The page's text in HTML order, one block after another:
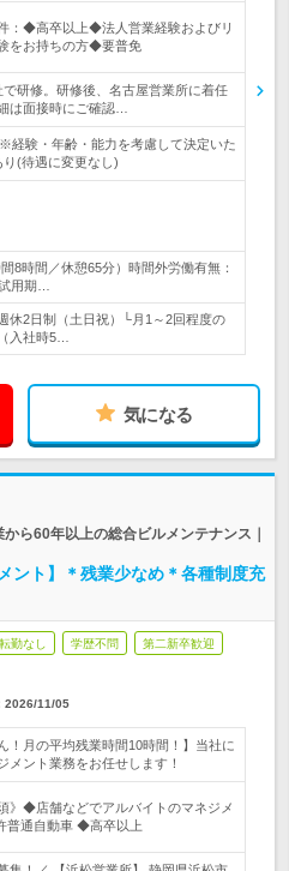
：◆高卒以上◆法人営業経験およびリ
をお持ちの方◆要普免
研修。研修後、名古屋営業所に着任
は面接時にご確認…
経験・年齢・能力を考慮して決定いた
(待遇に変更なし)
8時間／休憩65分）時間外労働有無：
用期…
休2日制（土日祝）└月1～2回程度の
入社時5…
気になる
ら60年以上の総合ビルメンテナンス｜
ト】＊残業少なめ＊各種制度充
転勤なし 学歴不問 第二新卒歓迎
2026/11/05
！月の平均残業時間10時間！】当社に
メント業務をお任せします！
◆店舗などでアルバイトのマネジメ
普通自動車 ◆高卒以上